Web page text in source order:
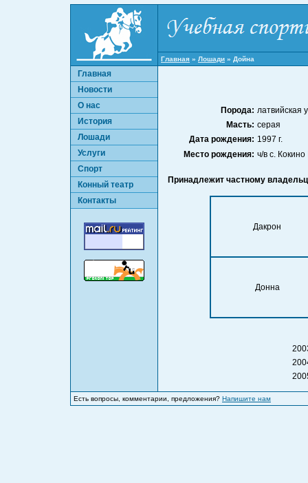
Главная » Лошади » Дойна
Главная
Новости
О нас
История
Лошади
Услуги
Спорт
Конный театр
Контакты
Порода: латвийская
Масть: серая
Дата рождения: 1997 г.
Место рождения: ч/в с.
Принадлежит частному
Дакрон
Донна
Есть вопросы, комментарии, предложения? Напишите нам